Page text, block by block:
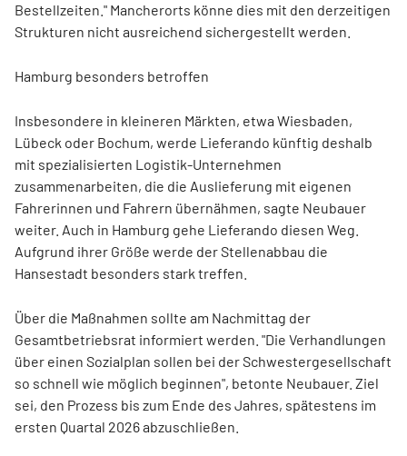
Bestellzeiten." Mancherorts könne dies mit den derzeitigen
Strukturen nicht ausreichend sichergestellt werden.
Hamburg besonders betroffen
Insbesondere in kleineren Märkten, etwa Wiesbaden,
Lübeck oder Bochum, werde Lieferando künftig deshalb
mit spezialisierten Logistik-Unternehmen
zusammenarbeiten, die die Auslieferung mit eigenen
Fahrerinnen und Fahrern übernähmen, sagte Neubauer
weiter. Auch in Hamburg gehe Lieferando diesen Weg.
Aufgrund ihrer Größe werde der Stellenabbau die
Hansestadt besonders stark treffen.
Über die Maßnahmen sollte am Nachmittag der
Gesamtbetriebsrat informiert werden. "Die Verhandlungen
über einen Sozialplan sollen bei der Schwestergesellschaft
so schnell wie möglich beginnen", betonte Neubauer. Ziel
sei, den Prozess bis zum Ende des Jahres, spätestens im
ersten Quartal 2026 abzuschließen.